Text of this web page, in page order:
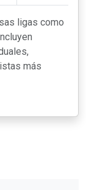
ligas como
más